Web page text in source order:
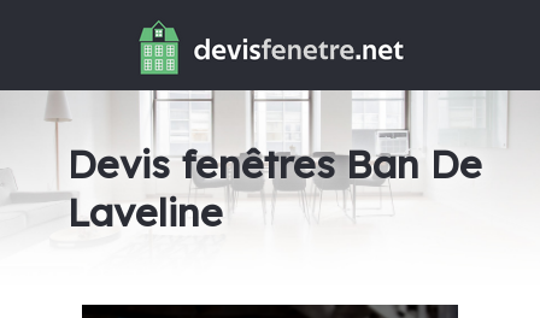
Devis fenêtres Ban De
Laveline